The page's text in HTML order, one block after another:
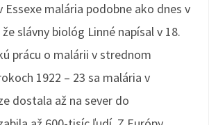
Essexe malária podobne ako dnes v
slávny biológ Linné napísal v 18.
prácu o malárii v strednom
1922 – 23 sa malária v
dostala až na sever do